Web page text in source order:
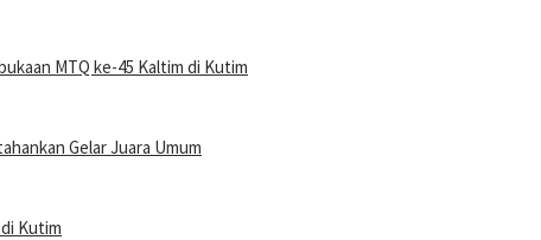
MTQ ke-45 Kaltim di Kutim
Gelar Juara Umum
Kutim